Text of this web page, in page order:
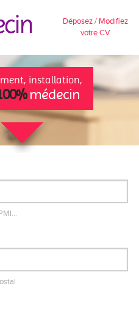
Déposez / Modifiez
votre CV
installation,
médecin